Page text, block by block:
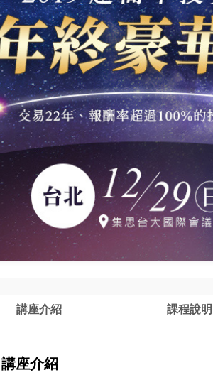
講座介紹 課程說明
講座介紹